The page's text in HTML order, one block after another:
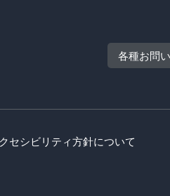
各種お問
セシビリティ方針について